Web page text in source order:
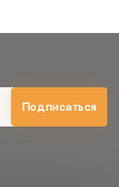
Подписаться